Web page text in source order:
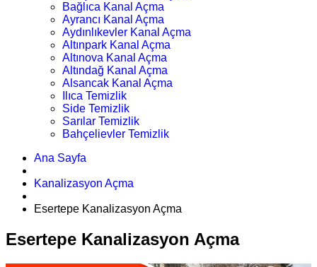
Bağlıca Kanal Açma
Ayrancı Kanal Açma
Aydınlıkevler Kanal Açma
Altınpark Kanal Açma
Altınova Kanal Açma
Altındağ Kanal Açma
Alsancak Kanal Açma
Ilıca Temizlik
Side Temizlik
Sarılar Temizlik
Bahçelievler Temizlik
Ana Sayfa
Kanalizasyon Açma
Esertepe Kanalizasyon Açma
Esertepe Kanalizasyon Açma